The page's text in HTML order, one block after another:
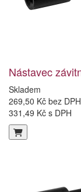
Nástavec
Skladem
269,50 Kč bez DPH
331,49 Kč s DPH